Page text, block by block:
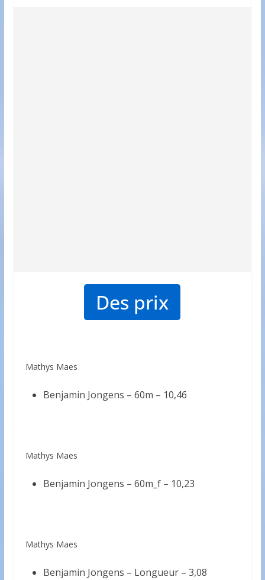
Des prix
Mathys Maes
Benjamin Jongens – 60m – 10,46
Mathys Maes
Benjamin Jongens – 60m_f – 10,23
Mathys Maes
Benjamin Jongens – Longueur – 3,08